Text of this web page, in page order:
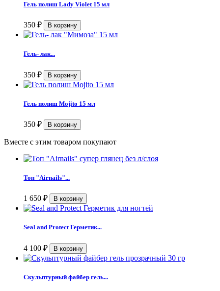
Гель полиш Lady Violet 15 мл
350 ₽
Гель- лак...
350 ₽
Гель полиш Mojito 15 мл
350 ₽
Вместе с этим товаром покупают
Топ "Airnails"...
1 650 ₽
Seal and Protect Герметик...
4 100 ₽
Скульптурный файбер гель...